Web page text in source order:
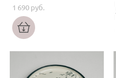
1 690 pуб.